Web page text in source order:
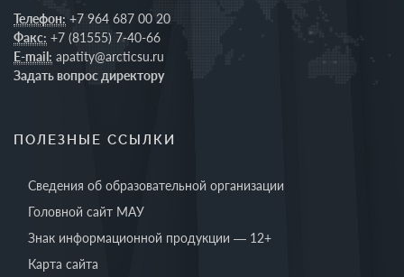
Телефон: +7 964 687 00 20
Факс: +7 (81555) 7-40-66
E-mail: apatity@arcticsu.ru
Задать вопрос директору
ПОЛЕЗНЫЕ ССЫЛКИ
Сведения об образовательной организации
Головной сайт МАУ
Знак информационной продукции — 12+
Карта сайта